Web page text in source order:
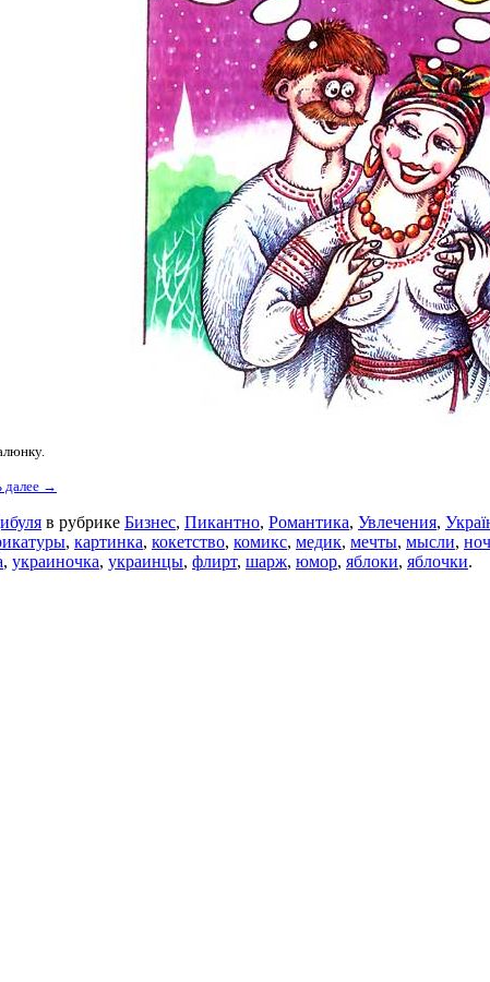
далее →
в рубрике Бизнес, Пикантно, Романтика, Увлечения,
, картинка, кокетство, комикс, медик, мечты, мысли,
, украиночка, украинцы, флирт, шарж, юмор, яблоки, яблочки.